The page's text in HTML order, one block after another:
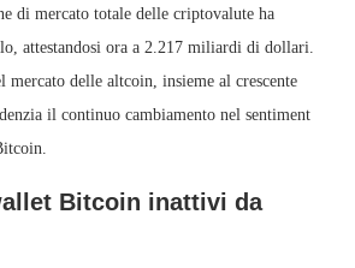
di mercato totale delle criptovalute ha
attestandosi ora a 2.217 miliardi di dollari.
mercato delle altcoin, insieme al crescente
il continuo cambiamento nel sentiment
Bitcoin inattivi da